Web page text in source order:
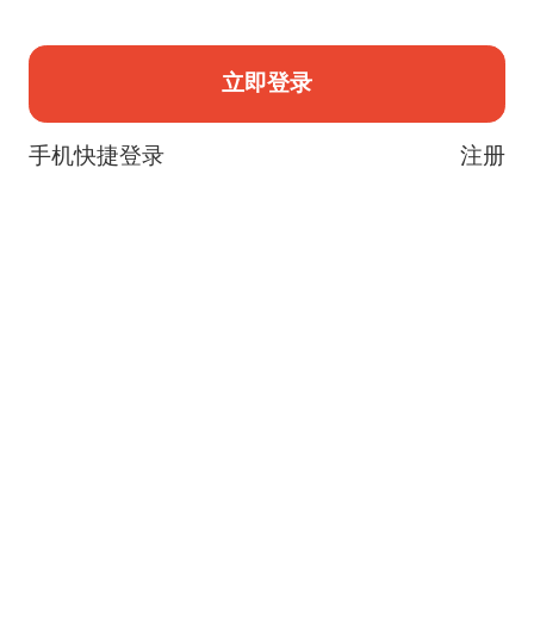
立即登录
手机快捷登录 注册